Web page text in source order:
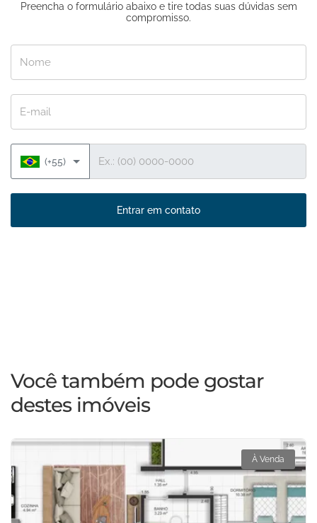
Preencha o formulário abaixo e tire todas suas dúvidas sem
compromisso.
(+55)
Entrar em contato
Você também pode gostar
destes imóveis
À Venda